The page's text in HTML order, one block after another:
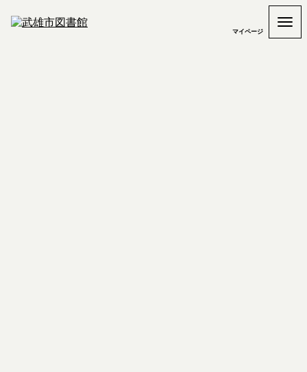
マイページ